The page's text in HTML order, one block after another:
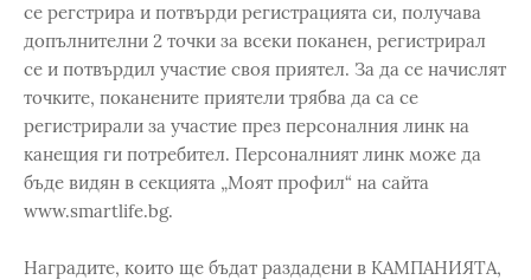
се регстрира и потвърди регистрацията си, получава
допълнителни 2 точки за всеки поканен, регистрирал
се и потвърдил участие своя приятел. За да се начислят
точките, поканените приятели трябва да са се
регистрирали за участие през персоналния линк на
канещия ги потребител. Персоналният линк може да
бъде видян в секцията „Моят профил“ на сайта
www.smartlife.bg.
Наградите, които ще бъдат раздадени в КАМПАНИЯТА,